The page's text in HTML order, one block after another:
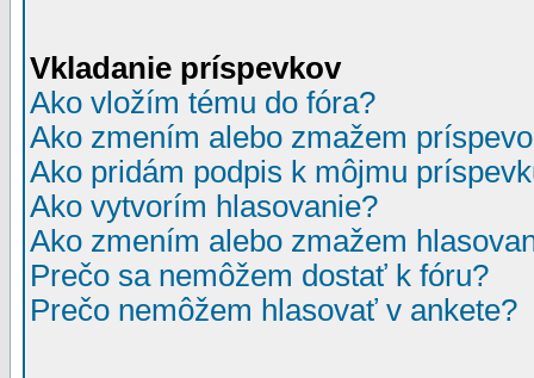
Vkladanie príspevkov
Ako vložím tému do fóra?
Ako zmením alebo zmažem
Ako pridám podpis k môjmu
Ako vytvorím hlasovanie?
Ako zmením alebo zmažem
Prečo sa nemôžem dostať k fóru?
Prečo nemôžem hlasovať v ankete?